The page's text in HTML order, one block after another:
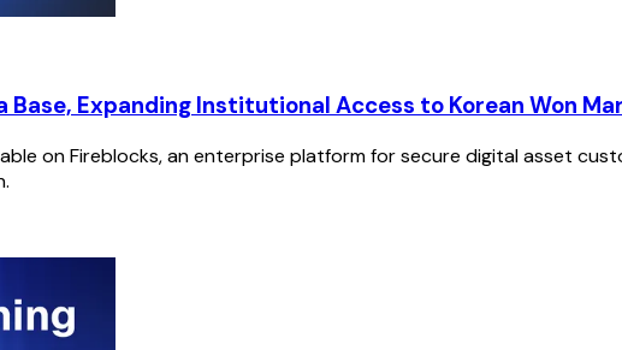
Base, Expanding Institutional Access to Korean Won
on Fireblocks, an enterprise platform for secure digital asset